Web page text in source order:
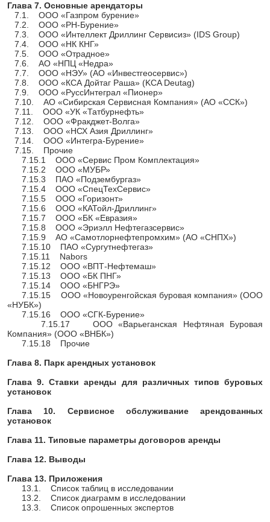
Глава 7. Основные арендаторы
7.1. ООО «Газпром бурение»
7.2. ООО «РН-Бурение»
7.3. ООО «Интеллект Дриллинг Сервисиз» (IDS Group)
7.4. ООО «НК КНГ»
7.5. ООО «Отрадное»
7.6. АО «НПЦ «Недра»
7.7. ООО «НЭУ» (АО «Инвестгеосервис»)
7.8. ООО «КСА Дойтаг Раша» (KCA Deutag)
7.9. ООО «РуссИнтеграл «Пионер»
7.10. АО «Сибирская Сервисная Компания» (АО «ССК»)
7.11. ООО «УК «Татбурнефть»
7.12. ООО «Фракджет-Волга»
7.13. ООО «НСХ Азия Дриллинг»
7.14. ООО «Интегра-Бурение»
7.15. Прочие
7.15.1 ООО «Сервис Пром Комплектация»
7.15.2 ООО «МУБР»
7.15.3 ПАО «Подзембургаз»
7.15.4 ООО «СпецТехСервис»
7.15.5 ООО «Горизонт»
7.15.6 ООО «КАТойл-Дриллинг»
7.15.7 ООО «БК «Евразия»
7.15.8 ООО «Эриэлл Нефтегазсервис»
7.15.9 АО «Самотлорнефтепромхим» (АО «СНПХ»)
7.15.10 ПАО «Сургутнефтегаз»
7.15.11 Nabors
7.15.12 ООО «ВПТ-Нефтемаш»
7.15.13 ООО «БК ПНГ»
7.15.14 ООО «БНГРЭ»
7.15.15 ООО «Новоуренгойская буровая компания» (ООО
«НУБК»)
7.15.16 ООО «СГК-Бурение»
7.15.17 ООО «Варьеганская Нефтяная Буровая
Компания» (ООО «ВНБК»)
7.15.18 Прочие
Глава 8. Парк арендных установок
Глава 9. Ставки аренды для различных типов буровых
установок
Глава 10. Сервисное обслуживание арендованных
установок
Глава 11. Типовые параметры договоров аренды
Глава 12. Выводы
Глава 13. Приложения
13.1. Список таблиц в исследовании
13.2. Список диаграмм в исследовании
13.3. Список опрошенных экспертов